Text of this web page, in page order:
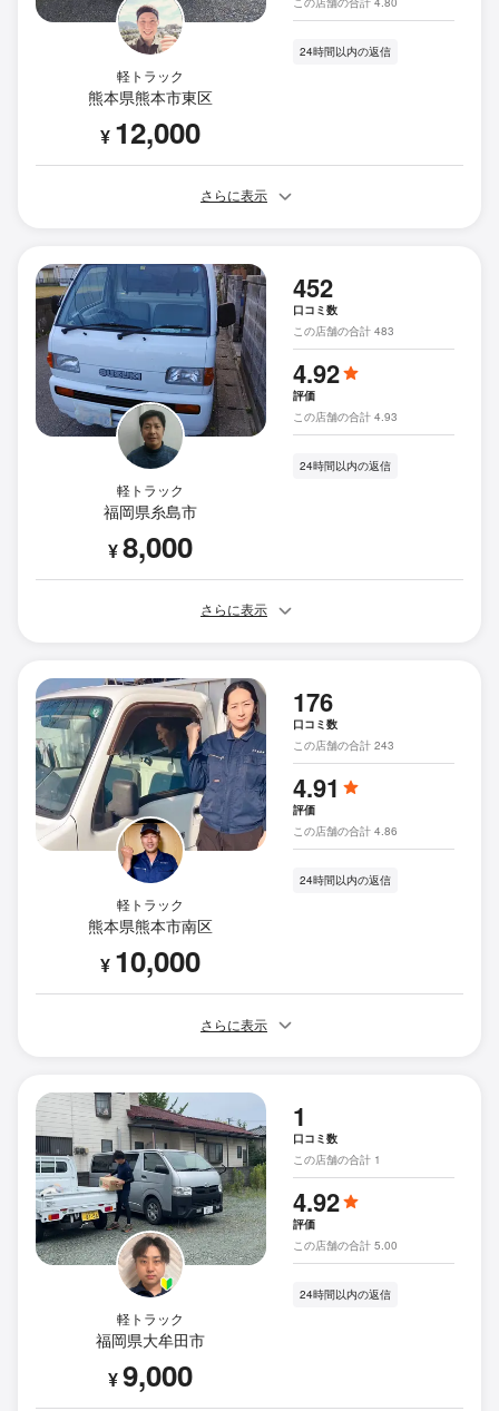
軽トラック
熊本県熊本市東区
¥ 12,000
24時間以内の返信
さらに表示
軽トラック
福岡県糸島市
¥8,000
452
口コミ数
この店舗の合計 483
4.92
評価
この店舗の合計 4.93
24時間以内の返信
さらに表示
軽トラック
熊本県熊本市南区
¥ 10,000
176
口コミ数
この店舗の合計 243
4.91
評価
この店舗の合計 4.86
24時間以内の返信
さらに表示
軽トラック
福岡県大牟田市
¥9,000
1
口コミ数
この店舗の合計 1
4.92
評価
この店舗の合計 5.00
24時間以内の返信